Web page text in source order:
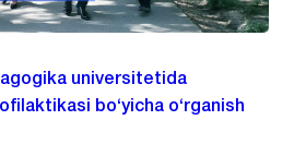
universitetida
bo‘yicha o‘rganish